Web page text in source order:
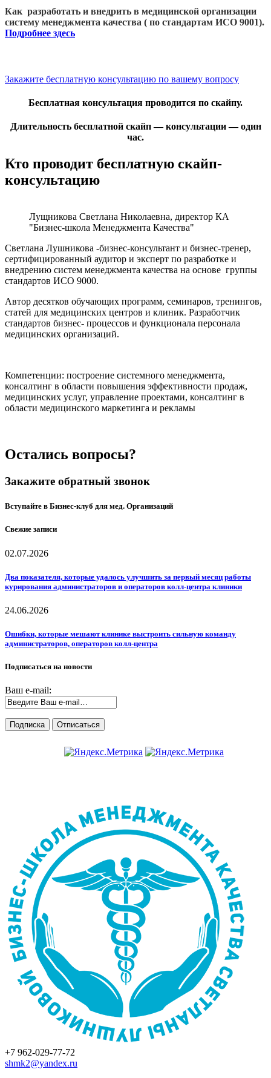
Как разработать и внедрить в медицинской организации
систему менеджмента качества ( по стандартам ИСО 9001).
Подробнее здесь
Закажите бесплатную консультацию по вашему вопросу
Бесплатная консультация проводится по скайпу.
Длительность бесплатной скайп — консультации — один
час.
Кто проводит бесплатную скайп-
консультацию
Лущникова Светлана Николаевна, директор КА
"Бизнес-школа Менеджмента Качества"
Светлана Лушникова -бизнес-консультант и бизнес-тренер,
сертифицированный аудитор и эксперт по разработке и
внедрению систем менеджмента качества на основе группы
стандартов ИСО 9000.
Автор десятков обучающих программ, семинаров, тренингов,
статей для медицинских центров и клиник. Разработчик
стандартов бизнес- процессов и функционала персонала
медицинских организаций.
Компетенции: построение системного менеджмента,
консалтинг в области повышения эффективности продаж,
медицинских услуг, управление проектами, консалтинг в
области медицинского маркетинга и рекламы
Остались вопросы?
Закажите обратный звонок
Вступайте в Бизнес-клуб для мед. Организаций
Свежие записи
02.07.2026
Два показателя, которые удалось улучшить за первый месяц работы
курирования администраторов и операторов колл-центра клиники
24.06.2026
Ошибки, которые мешают клинике выстроить сильную команду
администраторов, операторов колл-центра
Подписаться на новости
Ваш e-mail:
+7 962-029-77-72
shmk2@yandex.ru